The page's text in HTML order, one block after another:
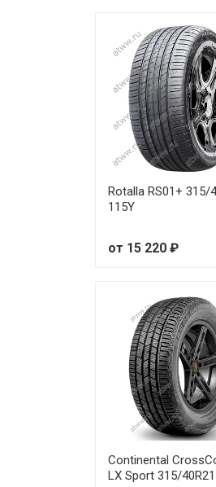
Rotalla RS01+ 315/
115Y
от 15 220 ₽
Continental
LX Sport 315/